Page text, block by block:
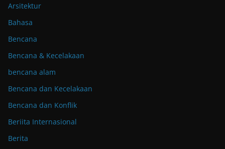
Arsitektur
Bahasa
Bencana
Bencana & Kecelakaan
bencana alam
Bencana dan Kecelakaan
Bencana dan Konflik
Beriita Internasional
Berita